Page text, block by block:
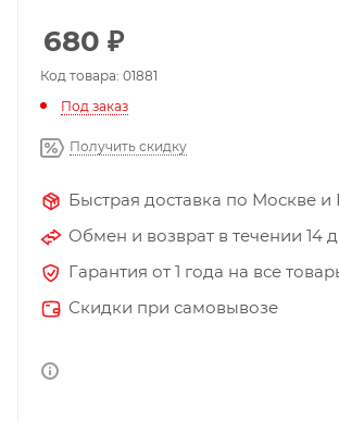
680 ₽
Код товара: 01881
Под заказ
Получить скидку
Быстрая доставка по Москве
Обмен и возврат в течении 14
Гарантия от 1 года на все
Скидки при самовывозе